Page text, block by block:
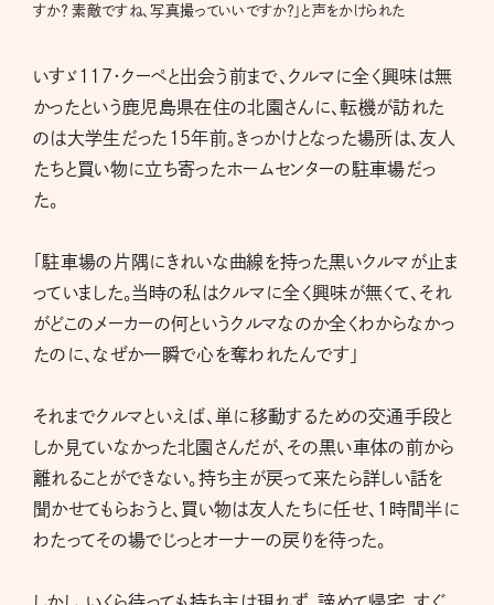
すか？ 素敵ですね、写真撮っていいですか？」と声をかけられた
いすゞ117・クーペと出会う前まで、クルマに全く興味は無
かったという鹿児島県在住の北園さんに、転機が訪れた
のは大学生だった15年前。きっかけとなった場所は、友人
たちと買い物に立ち寄ったホームセンターの駐車場だっ
た。
「駐車場の片隅にきれいな曲線を持った黒いクルマが止ま
っていました。当時の私はクルマに全く興味が無くて、それ
がどこのメーカーの何というクルマなのか全くわからなかっ
たのに、なぜか一瞬で心を奪われたんです」
それまでクルマといえば、単に移動するための交通手段と
しか見ていなかった北園さんだが、その黒い車体の前から
離れることができない。持ち主が戻って来たら詳しい話を
聞かせてもらおうと、買い物は友人たちに任せ、１時間半に
わたってその場でじっとオーナーの戻りを待った。
しかし、いくら待っても持ち主は現れず、諦めて帰宅。すぐ